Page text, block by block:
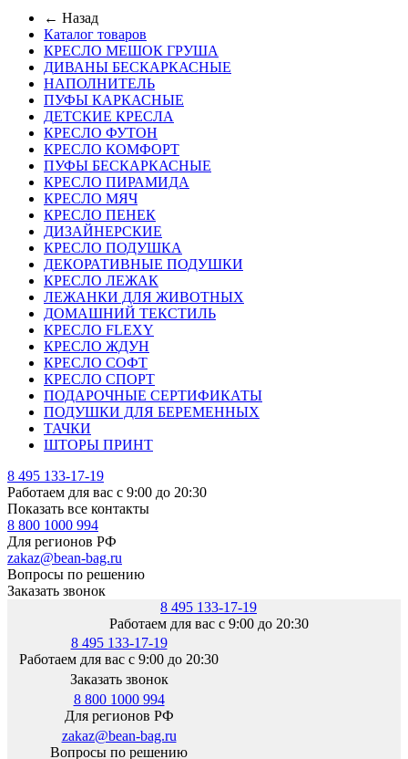
← Назад
Каталог товаров
КРЕСЛО МЕШОК ГРУША
ДИВАНЫ БЕСКАРКАСНЫЕ
НАПОЛНИТЕЛЬ
ПУФЫ КАРКАСНЫЕ
ДЕТСКИЕ КРЕСЛА
КРЕСЛО ФУТОН
КРЕСЛО КОМФОРТ
ПУФЫ БЕСКАРКАСНЫЕ
КРЕСЛО ПИРАМИДА
КРЕСЛО МЯЧ
КРЕСЛО ПЕНЕК
ДИЗАЙНЕРСКИЕ
КРЕСЛО ПОДУШКА
ДЕКОРАТИВНЫЕ ПОДУШКИ
КРЕСЛО ЛЕЖАК
ЛЕЖАНКИ ДЛЯ ЖИВОТНЫХ
ДОМАШНИЙ ТЕКСТИЛЬ
КРЕСЛО FLEXY
КРЕСЛО ЖДУН
КРЕСЛО СОФТ
КРЕСЛО СПОРТ
ПОДАРОЧНЫЕ СЕРТИФИКАТЫ
ПОДУШКИ ДЛЯ БЕРЕМЕННЫХ
ТАЧКИ
ШТОРЫ ПРИНТ
8 495 133-17-19
Работаем для вас с 9:00 до 20:30
Показать все контакты
8 800 1000 994
Для регионов РФ
zakaz@bean-bag.ru
Вопросы по решению
Заказать звонок
8 495 133-17-19
Работаем для вас с 9:00 до 20:30
8 495 133-17-19
Работаем для вас с 9:00 до 20:30
Заказать звонок
8 800 1000 994
Для регионов РФ
zakaz@bean-bag.ru
Вопросы по решению